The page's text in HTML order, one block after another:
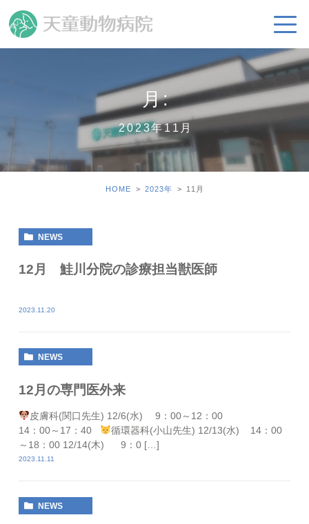
月:
2023年11月
HOME 2023年 11 月
NEWS
12月 鮭川分院の診療担当獣医師
2023.11.20
NEWS
12月の専門医外来
皮膚科(関口先生) 12/6(水) 9：00～12：00
14：00～17：40
循環器科(小山先生) 12/13(水) 14：00
～18：00 12/14(木) 9：0 […]
2023.11.11
NEWS